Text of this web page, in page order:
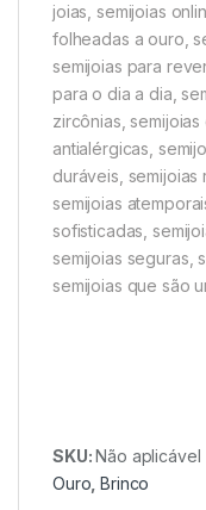
joias, semijoias
folheadas a ouro,
semijoias para
para o dia a dia,
zircônias,
antialérgicas,
duráveis, semijoias
semijoias
sofisticadas,
semijoias seguras,
semijoias que são
SKU:Não aplicável
Ouro ,Brinco